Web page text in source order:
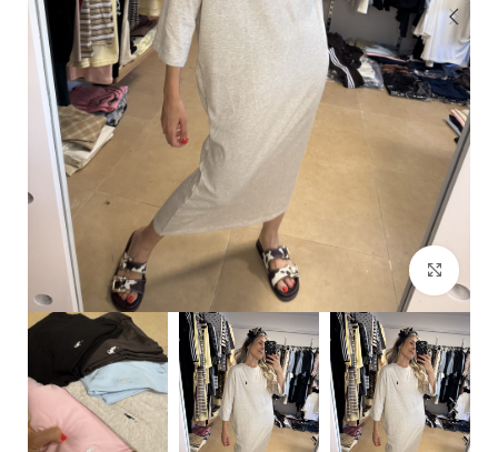
Click to enlarge